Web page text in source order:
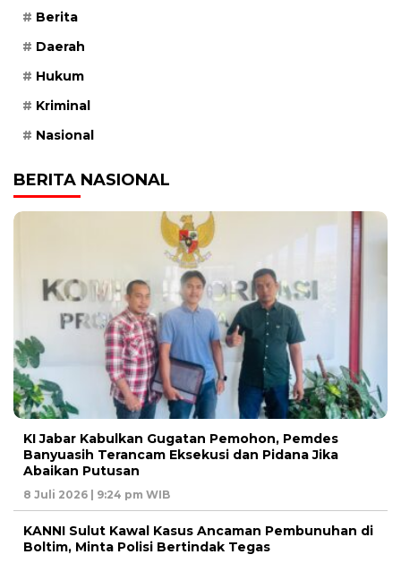
Berita
Daerah
Hukum
Kriminal
Nasional
BERITA NASIONAL
KI Jabar Kabulkan Gugatan Pemohon, Pemdes
Banyuasih Terancam Eksekusi dan Pidana Jika
Abaikan Putusan
8 Juli 2026 | 9:24 pm WIB
KANNI Sulut Kawal Kasus Ancaman Pembunuhan di
Boltim, Minta Polisi Bertindak Tegas